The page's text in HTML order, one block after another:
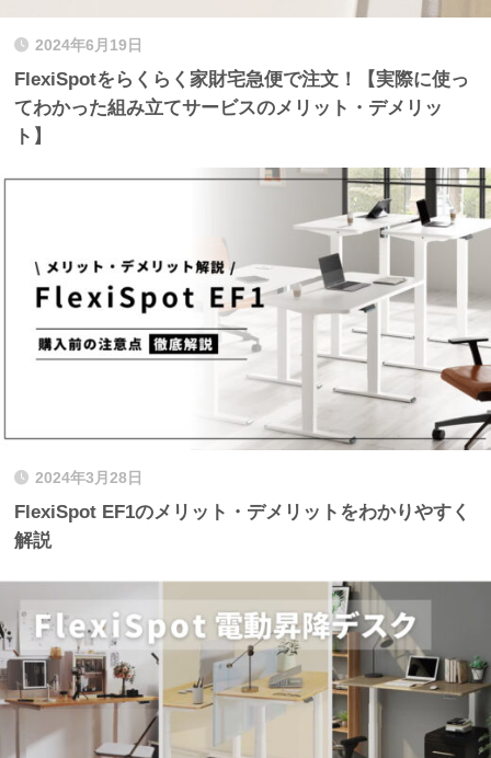
2024年6月19日
FlexiSpotをらくらく家財宅急便で注文！【実際に使っ
てわかった組み立てサービスのメリット・デメリッ
ト】
2024年3月28日
FlexiSpot EF1のメリット・デメリットをわかりやすく
解説